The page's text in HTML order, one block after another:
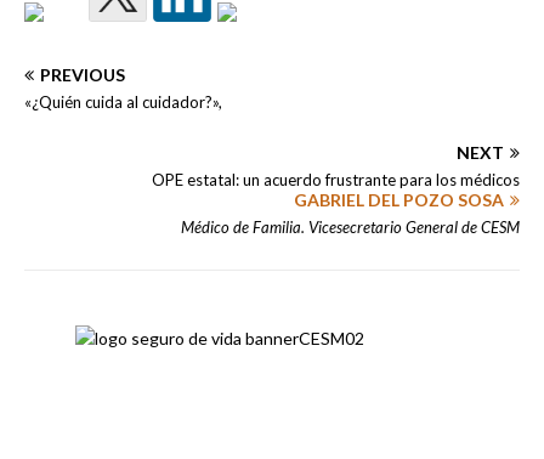
PREVIOUS
«¿Quién cuida al cuidador?»,
NEXT
OPE estatal: un acuerdo frustrante para los médicos
GABRIEL DEL POZO SOSA
Médico de Familia. Vicesecretario General de CESM